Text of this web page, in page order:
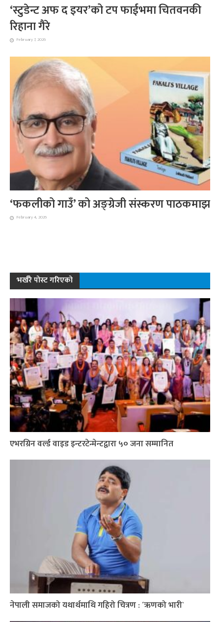
‘स्टुडेन्ट अफ द इयर’को टप फाईभमा चितवनकी
रिहाना गैरे
February 7, 2026
‘फकलीको गाउँ’ को अङ्ग्रेजी संस्करण पाठकमाझ
February 4, 2026
भर्खरै पोस्ट गरिएको
एभरग्रिन वर्ल्ड वाइड इन्टरटेन्मेन्टद्वारा ५० जना सम्मानित
नेपाली समाजको यथार्थमाथि गहिरो चित्रण : ´ऋणको भारी`